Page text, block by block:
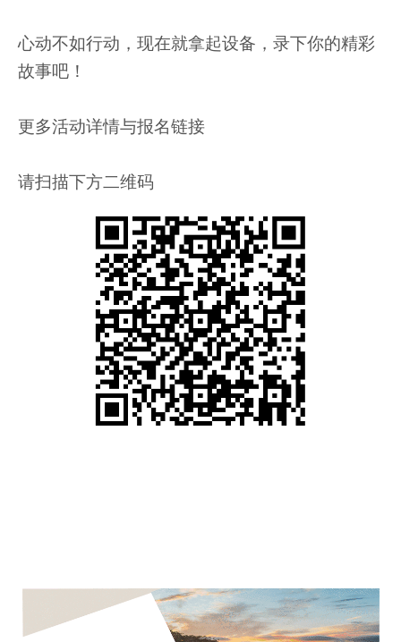
心动不如行动，现在就拿起设备，录下你的精彩
故事吧！
更多活动详情与报名链接
请扫描下方二维码